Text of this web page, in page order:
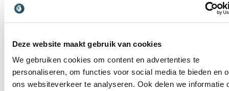
Deze website maakt gebruik van cookies
We gebruiken cookies om content en advertenties te
personaliseren, om functies voor social media te bieden en
ons websiteverkeer te analyseren. Ook delen we informatie
Andere relevante
Jaarlijkse beleggersvergadering - Een bijeenkomst
worden toegelicht.
Jaarlijkse managementconferentie - Een